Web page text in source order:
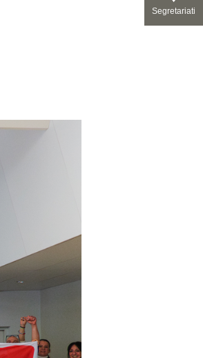
Segretariati